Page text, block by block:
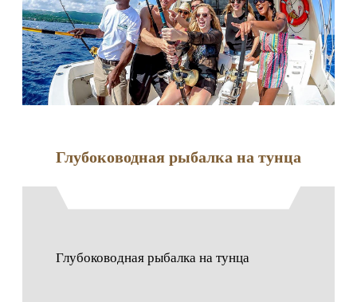
Глубоководная рыбалка на тунца
Глубоководная рыбалка на тунца